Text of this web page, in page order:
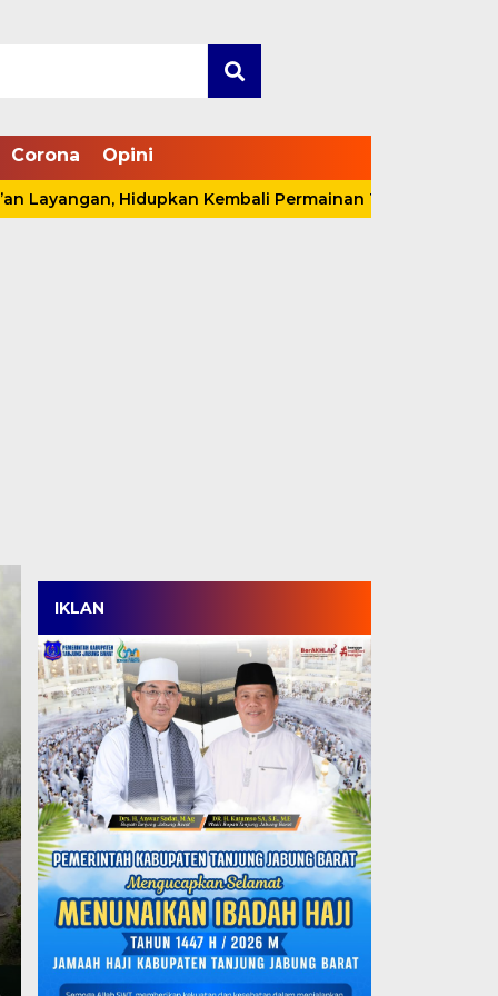
Corona Opini
Hidupkan Kembali Permainan Tradisional di Tanjabbar
Satpol PP Menang
Tanjabbar,
Perdana di OPD Cup
Kamis, 6 Agu 2026 - 18:05 WIB
TANJABBAR, TJ – Tim Satpol PP Kabupaten
ajang OPD Cup…
IKLAN